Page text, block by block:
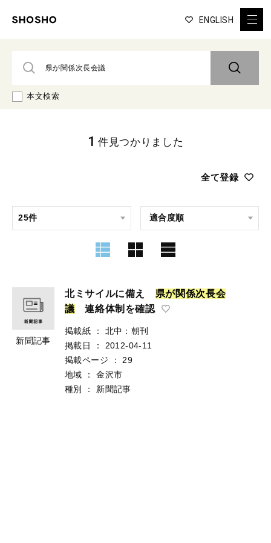
ENGLISH
本文検索
全て登録
1 件見つかりました
新聞記事
北ミサイルに備え 県が関係次長会
議 連絡体制を確認
掲載紙 ：
北中：朝刊
掲載日
：
2012-04-11
掲載ページ
：
29
地域
：
金沢市
種別
： 新聞記事